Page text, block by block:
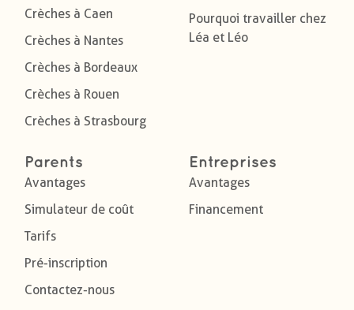
Crèches à Caen
Crèches à Nantes
Crèches à Bordeaux
Crèches à Rouen
Crèches à Strasbourg
Pourquoi travailler chez
Léa et Léo
Parents
Avantages
Simulateur de coût
Tarifs
Pré-inscription
Contactez-nous
Entreprises
Avantages
Financement